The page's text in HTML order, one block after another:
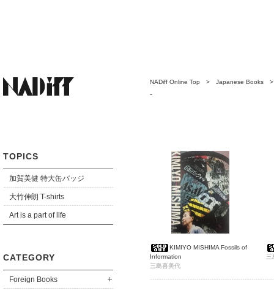
TOPICS
加賀美健 特大缶バッジ
大竹伸朗 T-shirts
Art is a part of life
CATEGORY
Foreign Books
NADiff Online Top > Japanese Books
-
KIMIYO MISHIMA Fossils of
Information
三島喜美代
三